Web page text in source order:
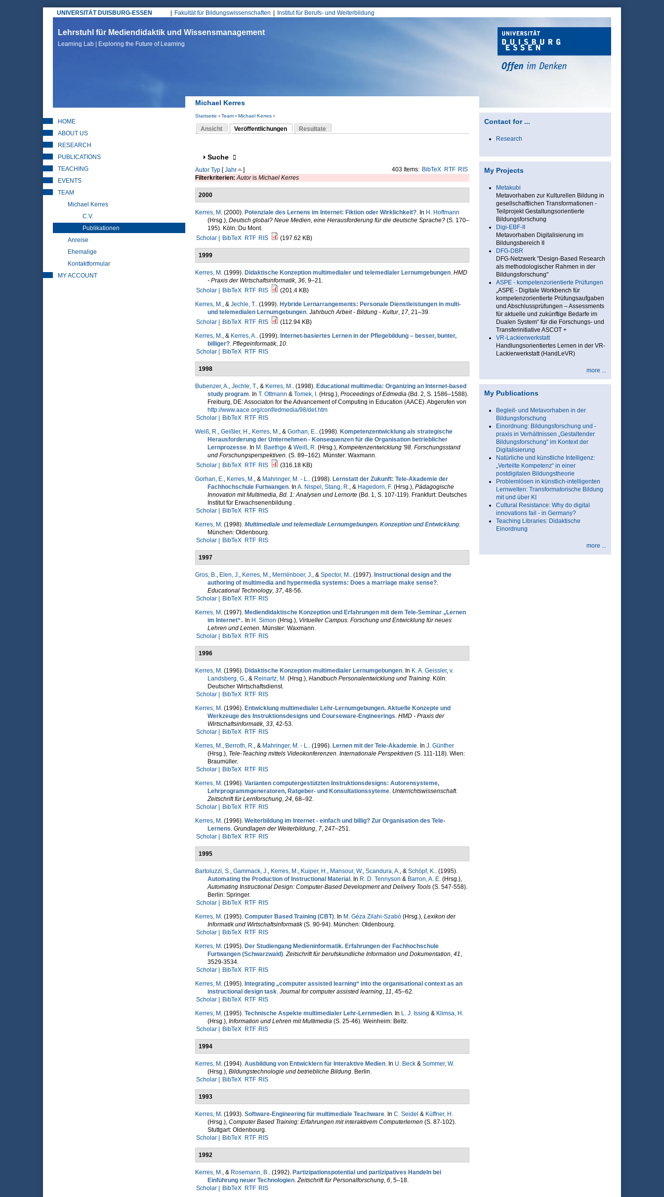
UNIVERSITÄT DUISBURG-ESSEN
Hauptmenü
Fakultät für Bildungswissenschaften Institut für Berufs- und Weiterbildung
Lehrstuhl für Mediendidaktik und Wissensmanagement
Learning Lab | Exploring the Future of Learning
Michael Kerres
Sie sind hier
Startseite › Team› Michael Kerres›
Ansicht
Veröffentlichungen
(aktiver Reiter)
Resultate
Anzeigen
Suche
403 Items: BibTeX RTF RIS
Autor Typ[Jahr
]
Filterkriterien:Autoris Michael Kerres
2000
Kerres, M . (2000). Potenziale des Lernens im Internet: Fiktion oder Wirklichkeit?. In H. Hoffmann
(Hrsg.), Deutsch global? Neue Medien, eine Herausforderung für die deutsche Sprache?(S. 170–
195). Köln: Du Mont.
Scholar |
BibTeX RTF RIS (197.62 KB)
1999
Kerres, M . (1999). Didaktische Konzeption multimedialer und telemedialer Lernumgebungen. HMD
- Praxis der Wirtschaftsinformatik, 36, 9–21.
Scholar |
BibTeX RTF RIS
(201.4 KB)
Kerres, M., & Jechle, T.. (1999). Hybride Lernarrangements: Personale Dienstleistungen in multi-
und telemedialen Lernumgebungen. Jahrbuch Arbeit - Bildung - Kultur, 17, 21–39.
Scholar |
BibTeX RTF RIS
(112.94 KB)
Kerres, M., & Kerres, A.. (1999). Internet-basiertes Lernen in der Pflegebildung – besser, bunter,
billiger?. Pflegeinformatik, 10.
Scholar |
BibTeX RTF RIS
1998
Bubenzer, A., Jechle, T., & Kerres, M.. (1998). Educational multimedia: Organizing an Internet-based
study program. In T. Ottmann & Tomek, I.(Hrsg.), Proceedings of Edmedia(Bd. 2, S. 1586–1588).
Freiburg, DE: Associaton for the Advancement of Computing in Education (AACE). Abgerufen von
http://www.aace.org/conf/edmedia/98/det.htm
Scholar |
BibTeX RTF RIS
Weiß, R., Geißler, H., Kerres, M., & Gorhan, E.. (1998). Kompetenzentwicklung als strategische
Herausforderung der Unternehmen - Konsequenzen für die Organisation betrieblicher
Lernprozesse. In M. Baethge & Weiß, R.(Hrsg.), Kompetenzentwicklung '98. Forschungsstand
und Forschungsperspektiven. (S. 89–162). Münster: Waxmann.
Scholar |
BibTeX RTF RIS
(316.18 KB)
Gorhan, E., Kerres, M., & Mahringer, M. - L.. (1998). Lernstatt der Zukunft: Tele-Akademie der
Fachhochschule Furtwangen. In A. Nispel , Stang, R., & Hagedorn, F.(Hrsg.), Pädagogische
Innovation mit Multimedia, Bd. 1: Analysen und Lernorte(Bd. 1, S. 107-119). Frankfurt: Deutsches
Institut für Erwachsenenbildung .
Scholar |
BibTeX RTF RIS
Kerres, M . (1998). Multimediale und telemediale Lernumgebungen. Konzeption und Entwicklung.
München: Oldenbourg.
Scholar |
BibTeX RTF RIS
1997
Gros, B., Elen, J., Kerres, M., Merriënboer, J., & Spector, M.. (1997). Instructional design and the
authoring of multimedia and hypermedia systems: Does a marriage make sense?.
Educational Technology, 37, 48-56.
Scholar |
BibTeX RTF RIS
Kerres, M . (1997). Mediendidaktische Konzeption und Erfahrungen mit dem Tele-Seminar „Lernen
im Internet“.. In H. Simon (Hrsg.), Virtueller Campus. Forschung und Entwicklung für neues
Lehren und Lernen. Münster: Waxmann.
Scholar |
BibTeX RTF RIS
1996
Kerres, M . (1996). Didaktische Konzeption multimedialer Lernumgebungen. In K. A. Geissler, v.
Landsberg, G., & Reinartz, M.(Hrsg.), Handbuch Personalentwicklung und Training. Köln:
Deutscher Wirtschaftsdienst.
Scholar |
BibTeX RTF RIS
Kerres, M . (1996). Entwicklung multimedialer Lehr-Lernumgebungen. Aktuelle Konzepte und
Werkzeuge des Instruktionsdesigns und Courseware-Engineerings. HMD - Praxis der
Wirtschaftsinformatik, 33, 42-53.
Scholar |
BibTeX RTF RIS
Kerres, M., Berroth, R., & Mahringer, M. - L.. (1996). Lernen mit der Tele-Akademie. In J. Günther
(Hrsg.), Tele-Teaching mittels Videokonferenzen. Internationale Perspektiven (S. 111-118). Wien:
Braumüller.
Scholar |
BibTeX RTF RIS
Kerres, M . (1996). Varianten computergestützten Instruktionsdesigns: Autoren­systeme,
Lehrprogrammgeneratoren, Ratgeber- und Konsultations­syteme. Unterrichtswissenschaft.
Zeitschrift für Lern­for­schung, 24, 68–92.
Scholar |
BibTeX RTF RIS
Kerres, M . (1996). Weiterbildung im Internet - einfach und billig? Zur Organisation des Tele-
Lernens. Grundlagen der Weiterbildung, 7, 247–251.
Scholar |
BibTeX RTF RIS
1995
Bartoluzzi, S., Gammack, J., Kerres, M., Kuiper, H., Mansour, W., Scandura, A., & Schöpf, K.. (1995).
Automating the Production of Instructional Material . In R. D. Tennyson & Barron, A. E.(Hrsg.),
Automating Instructional Design: Computer-Based Development and Delivery Tools(S. 547-558).
Berlin: Springer.
Scholar |
BibTeX RTF RIS
Kerres, M . (1995). Computer Based Training (CBT). In M. Géza Zilahi-Szabó(Hrsg.), Lexikon der
Informatik und Wirtschaftsinformatik(S. 90-94). München: Oldenbourg.
Scholar |
BibTeX RTF RIS
Kerres, M . (1995). Der Studiengang Medieninformatik. Erfahrungen der Fach­hochschule
Furtwangen (Schwarzwald).Zeitschrift für berufs­kundliche Information und Dokumentation, 41,
3529-3534.
Scholar |
BibTeX RTF RIS
Kerres, M . (1995). Integrating „computer assisted learning“ into the organisational context as an
instructional design task. Journal for computer assisted learning, 11, 45–62.
Scholar |
BibTeX RTF RIS
Kerres, M . (1995). Technische Aspekte multimedialer Lehr-Lernmedien. In L. J. Issing & Klimsa, H.
(Hrsg.), Information und Lehren mit Multimedia(S. 25-46). Weinheim: Beltz.
Scholar |
BibTeX RTF RIS
1994
Kerres, M . (1994). Ausbildung von Entwicklern für Interaktive Medien. In U. Beck& Sommer, W.
(Hrsg.), Bildungstechnologie und betriebliche Bildung. Berlin.
Scholar |
BibTeX RTF RIS
1993
Kerres, M . (1993). Software-Engineering für multimediale Teachware. In C. Seidel & Küffner, H.
(Hrsg.), Computer Based Training: Erfahrungen mit inter­aktivem Computerlernen (S. 87-102).
Stuttgart: Oldenbourg.
Scholar |
BibTeX RTF RIS
1992
Kerres, M., & Rosemann, B.. (1992). Partizipationspotential und partizipatives Handeln bei
Einführung neuer Tech­nologien.Zeitschrift für Per­sonal­for­schung, 6, 5–18.
Scholar |
BibTeX RTF RIS
HOME
ABOUT US
RESEARCH
PUBLICATIONS
TEACHING
EVENTS
TEAM
Michael Kerres
C.V.
Publikationen
Anreise
Ehemalige
Kontaktformular
MY ACCOUNT
Contact for ...
Research
My Projects
Metakubi
Metavorhaben zur Kulturellen Bildung in
gesellschaftlichen Transformationen -
Teilprojekt Gestaltungsorientierte
Bildungsforschung
Digi-EBF-II
Metavorhaben Digitalisierung im
Bildungsbereich II
DFG-DBR
DFG-Netzwerk "Design-Based Research
als methodologischer Rahmen in der
Bildungsforschung"
ASPE - kompetenzorientierte Prüfungen
„ASPE - Digitale Workbench für
kompetenzorientierte Prüfungsaufgaben
und Abschlussprüfungen – Assessments
für aktuelle und zukünftige Bedarfe im
Dualen System“ für die Forschungs- und
Transferinitiative ASCOT +
VR-Lackierwerkstatt
Handlungsorientiertes Lernen in der VR-
Lackierwerkstatt (HandLeVR)
more ...
My Publications
Begleit- und Metavorhaben in der
Bildungsforschung
Einordnung: Bildungsforschung und -
praxis in Verhältnissen „Gestaltender
Bildungsforschung“ im Kontext der
Digitalisierung
Natürliche und künstliche Intelligenz:
„Verteilte Kompetenz“ in einer
postdigitalen Bildungstheorie
Problemlösen in künstlich-intelligenten
Lernwelten: Transformatorische Bildung
mit und über KI
Cultural Resistance: Why do digital
innovations fail - in Germany?
Teaching Libraries: Didaktische
Einordnung
more ...